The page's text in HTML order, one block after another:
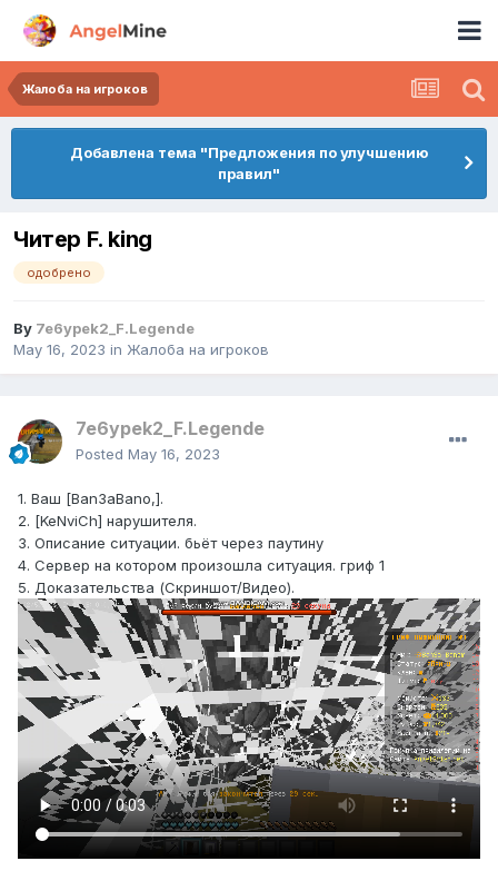
Жалоба на игроков
Добавлена тема "Предложения по улучшению
правил"
Читер F. king
одобрено
By 7e6ypek2_F.Legende
May 16, 2023 in Жалоба на игроков
7e6ypek2_F.Legende
Posted May 16, 2023
1. Ваш [Ban3aBano,].
2. [KeNviCh] нарушителя.
3. Описание ситуации. бьёт через паутину
4. Сервер на котором произошла ситуация. гриф 1
5. Доказательства (Скриншот/Видео).